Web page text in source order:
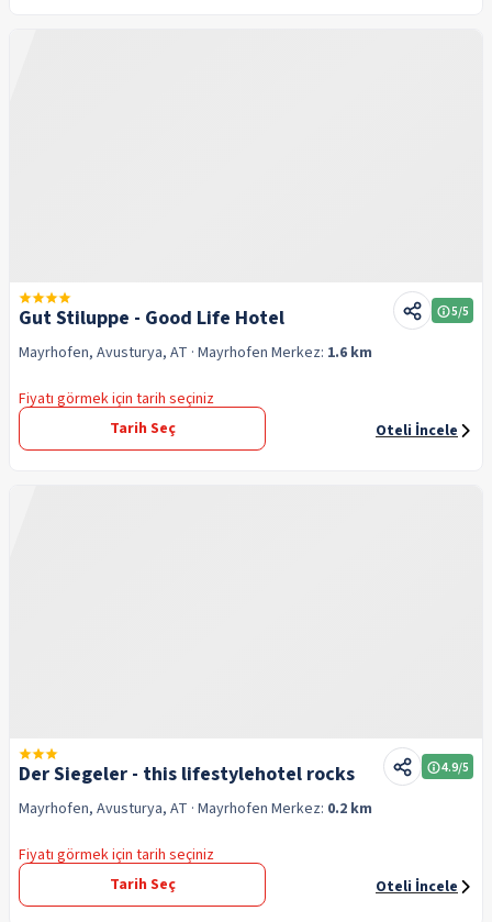
Gut Stiluppe - Good Life Hotel 5/5
Mayrhofen, Avusturya, AT · Mayrhofen Merkez: 1.6 km
Fiyatı görmek için tarih seçiniz
Tarih Seç
Oteli İncele
Der Siegeler - this lifestylehotel rocks 4.9/5
Mayrhofen, Avusturya, AT · Mayrhofen Merkez: 0.2 km
Fiyatı görmek için tarih seçiniz
Tarih Seç
Oteli İncele